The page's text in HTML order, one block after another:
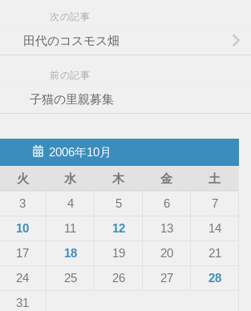
次の記事
田代のコスモス畑
前の記事
子猫の里親募集
2006年10月
火 水 木 金
土
3 4 5 6
7
10 11 12 13
14
17 18 19 20
21
24 25 26 27
28
31